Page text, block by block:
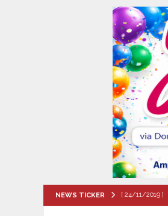
NEWS TICKER [ 24/11/2019 ]